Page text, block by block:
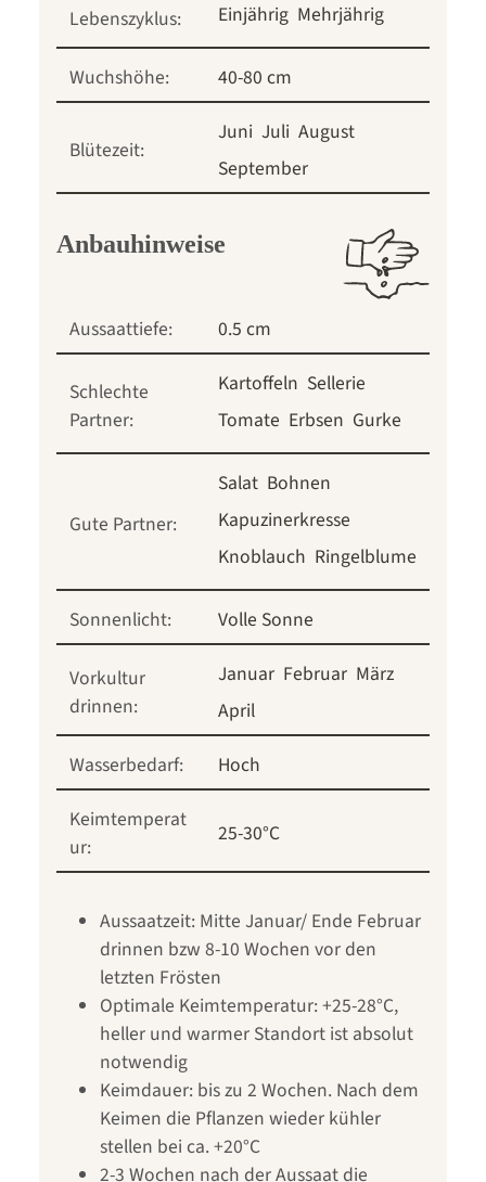
Lebenszyklus: Einjährig Mehrjährig
Wuchshöhe: 40-80 cm
Blütezeit:
Juni Juli August
September
Anbauhinweise
Aussaattiefe: 0.5 cm
Schlechte
Partner:
Kartoffeln Sellerie
Tomate Erbsen Gurke
Gute Partner:
Salat Bohnen
Kapuzinerkresse
Knoblauch Ringelblume
Sonnenlicht: Volle Sonne
Vorkultur
drinnen:
Januar Februar März
April
Wasserbedarf:
Hoch
Keimtemperat
ur:
25-30°C
Aussaatzeit: Mitte Januar/ Ende Februar
drinnen bzw 8-10 Wochen vor den
letzten Frösten
Optimale Keimtemperatur: +25-28°C,
heller und warmer Standort ist absolut
notwendig
Keimdauer: bis zu 2 Wochen. Nach dem
Keimen die Pflanzen wieder kühler
stellen bei ca. +20°C
2-3 Wochen nach der Aussaat die